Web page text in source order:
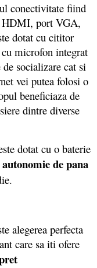
conectivitate fiind
HDMI, port VGA,
dotat cu cititor
microfon integrat
socializare cat si
vei putea folosi o
beneficiaza de
dintre diverse
dotat cu o baterie
autonomie de pana
alegerea perfecta
care sa iti ofere